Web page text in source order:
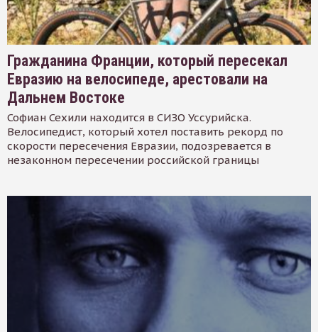
Гражданина Франции, который пересекал
Евразию на велосипеде, арестовали на
Дальнем Востоке
Софиан Сехили находится в СИЗО Уссурийска.
Велосипедист, который хотел поставить рекорд по
скорости пересечения Евразии, подозревается в
незаконном пересечении российской границы